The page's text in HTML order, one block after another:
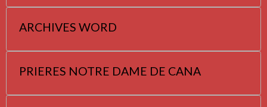
ARCHIVES WORD
PRIERES NOTRE DAME DE CANA